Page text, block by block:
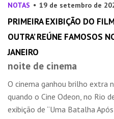
NOTAS 19 de setembro de
PRIMEIRA EXIBIÇÃO DO
OUTRA’ REÚNE FAMOSOS
JANEIRO
noite de cinema
O cinema ganhou brilho extra
quando o Cine Odeon, no Rio
exibição de “Uma Batalha